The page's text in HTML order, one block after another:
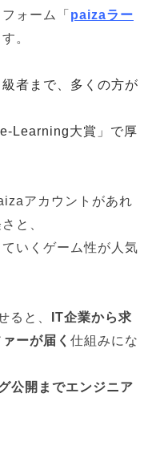
ォーム「 paizaラー
。
者まで、多くの方が
Learning大賞」で厚
アカウントがあれ
と、
いくゲーム性が人気
ると、
IT企業から求
ーが届く 仕組みにな
公開までエンジニア